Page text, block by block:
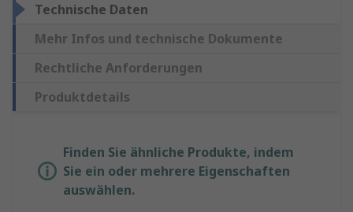
Technische Daten
Mehr Infos und technische Dokumente
Rechtliche Anforderungen
Produktdetails
Finden Sie ähnliche Produkte, indem
Sie ein oder mehrere Eigenschaften
auswählen.